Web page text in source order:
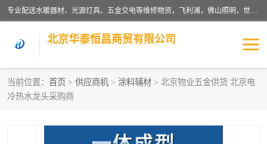
专业配送水暖器材、光源灯具、五金交电等维修物资，飞利浦，佛山照明，世达，博世，九牧，特陶等各产品涉及国内外知名品牌。公司专注与物业、学校、酒店、工厂等单位合作，提供一站式配送服务，降低客户综合成本。依托电子商务改变传统模式，以专业的团队为客户提供24H物资配送到达，货到月结、统一开票，便捷退换等服务，提高了企业的运营效率。
北京华泰恒昌商贸有限公司
当前位置： 首页 > 供应商机 > 涂料辅材 > 北京物业五金供货 北京电
冷热水龙头采购商
水暖阀门
涂料辅材